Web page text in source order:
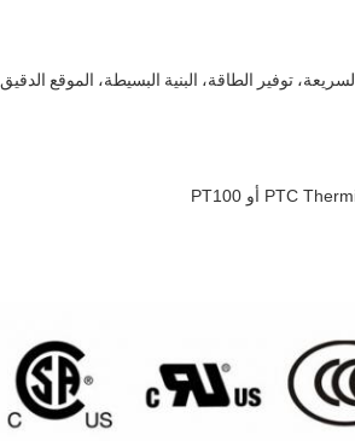
توفير الطاقة، البنية البسيطة، الموقع الدقيق.